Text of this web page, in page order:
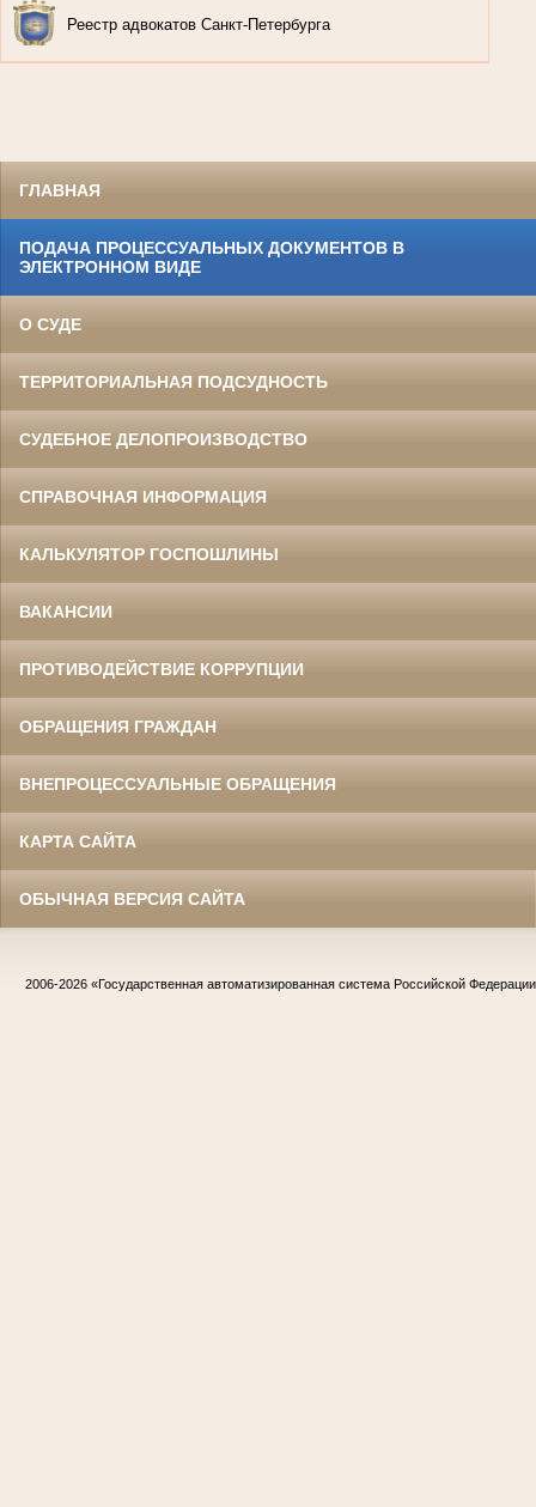
Реестр адвокатов Санкт-Петербурга
ГЛАВНАЯ
ПОДАЧА ПРОЦЕССУАЛЬНЫХ ДОКУМЕНТОВ В
ЭЛЕКТРОННОМ ВИДЕ
О СУДЕ
ТЕРРИТОРИАЛЬНАЯ ПОДСУДНОСТЬ
СУДЕБНОЕ ДЕЛОПРОИЗВОДСТВО
СПРАВОЧНАЯ ИНФОРМАЦИЯ
КАЛЬКУЛЯТОР ГОСПОШЛИНЫ
ВАКАНСИИ
ПРОТИВОДЕЙСТВИЕ КОРРУПЦИИ
ОБРАЩЕНИЯ ГРАЖДАН
ВНЕПРОЦЕССУАЛЬНЫЕ ОБРАЩЕНИЯ
КАРТА САЙТА
ОБЫЧНАЯ ВЕРСИЯ САЙТА
2006-2026 «Государственная автоматизированная система Российской